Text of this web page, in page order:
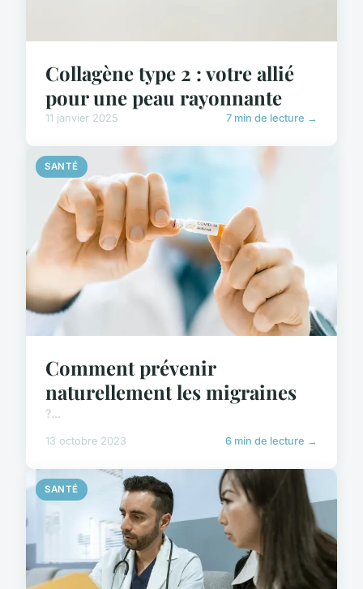
Collagène type 2 : votre allié
pour une peau rayonnante
11 janvier 2025 7 min de lecture →
SANTÉ
Comment prévenir
naturellement les migraines
?...
13 octobre 2023 6 min de lecture →
SANTÉ